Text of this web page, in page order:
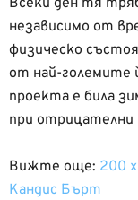
независимо от
физическо
от най-големите
проекта е била
при
Вижте още: 200
Кандис Бърт